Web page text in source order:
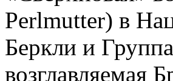
Perlmutter) в
Беркли и
возглавляемая